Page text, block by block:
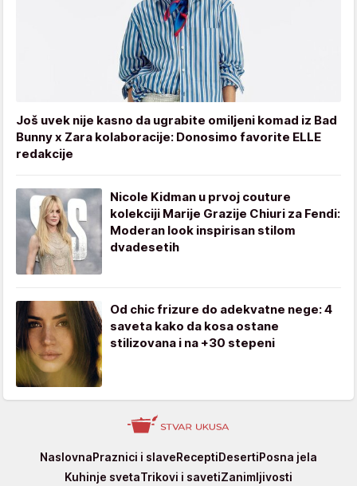
Još uvek nije kasno da ugrabite omiljeni komad iz Bad
Bunny x Zara kolaboracije: Donosimo favorite ELLE
redakcije
Nicole Kidman u prvoj couture
kolekciji Marije Grazije Chiuri za Fendi:
Moderan look inspirisan stilom
dvadesetih
Od chic frizure do adekvatne nege: 4
saveta kako da kosa ostane
stilizovana i na +30 stepeni
StvarNaslovnaPraznici i slaveReceptiDesertiPosna jela
Kuhinje svetaTrikovi i savetiZanimljivosti